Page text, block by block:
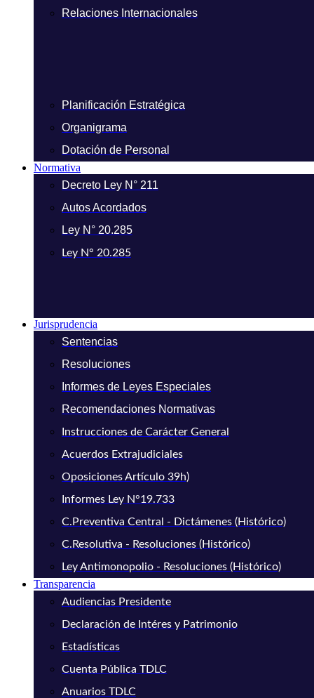
Relaciones Internacionales
Planificación Estratégica
Organigrama
Dotación de Personal
Normativa
Decreto Ley N° 211
Autos Acordados
Ley N° 20.285
Ley N° 20.285
Jurisprudencia
Sentencias
Resoluciones
Informes de Leyes Especiales
Recomendaciones Normativas
Instrucciones de Carácter General
Acuerdos Extrajudiciales
Oposiciones Artículo 39h)
Informes Ley N°19.733
C.Preventiva Central - Dictámenes (Histórico)
C.Resolutiva - Resoluciones (Histórico)
Ley Antimonopolio - Resoluciones (Histórico)
Transparencia
Audiencias Presidente
Declaración de Intéres y Patrimonio
Estadísticas
Cuenta Pública TDLC
Anuarios TDLC